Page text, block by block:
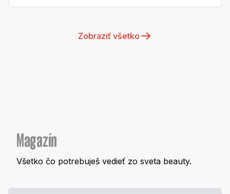
Zobraziť všetko
Magazín
Všetko čo potrebuješ vedieť zo sveta beauty.